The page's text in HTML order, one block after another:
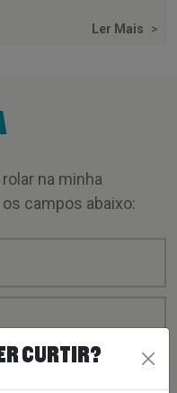
Ler Mais >
na minha
campos abaixo:
CURTIR?